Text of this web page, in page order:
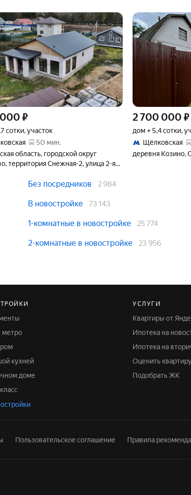
000 ₽
сотки, участок
50 мин.
область, городской округ
территория Снежная-2, улица 2-я
2 700 000 ₽
дом + 5,4 сотки,
Щёлковская
деревня Козино,
Без посредников 2 984
В новостройке 73 143
1-комнатные в новостройке 25 774
2-комнатные в новостройке 23 956
метро
кухней
доме
УСЛУГИ
Квартиры от
Ипотека на
Ипотека на
Оценить квартиру
Подобрать ЖК
Пользовательское соглашение Правила